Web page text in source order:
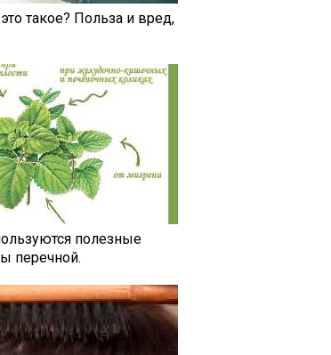
такое? Польза и вред,
полезные
перечной.